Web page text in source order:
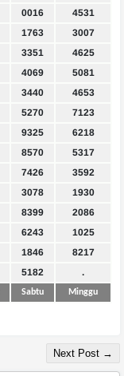
0016
4531
1763
3007
3351
4625
4069
5081
3440
4653
5270
7123
9325
6218
8570
5317
7426
3592
3078
1930
8399
2086
6243
1025
1846
8217
5182 .
Sabtu Minggu
Next Post →